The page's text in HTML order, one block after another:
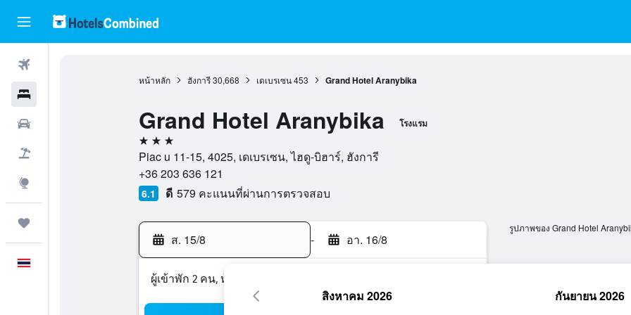
หน้าหลัก ฮังการี 30,668 เดเบรเซน 453 Grand Hotel Aranybika
Grand Hotel Aranybika โรงแรม
3 ดาว
Piac u 11-15, 4025, เดเบรเซน, ไฮดู-บิฮาร์, ฮังการี
+36 203 636 121
6.1 ดี 579 คะแนนที่ผ่านการตรวจสอบ
ส. 15/8 - อา. 16/8
ผู้เข้าพัก 2 คน, ห้องพัก 1 ห้อง
รูปภาพของ Grand Hotel
สิงหาคม 2026 กันยายน 2026